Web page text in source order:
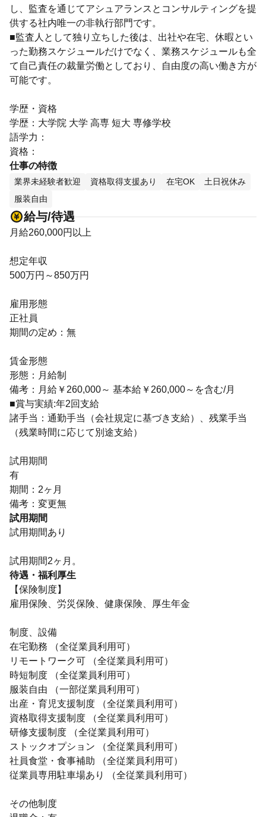
し、監査を通じてアシュアランスとコンサルティングを提
供する社内唯一の非執行部門です。
■監査人として独り立ちした後は、出社や在宅、休暇とい
った勤務スケジュールだけでなく、業務スケジュールも全
て自己責任の裁量労働としており、自由度の高い働き方が
可能です。
学歴・資格
学歴：大学院 大学 高専 短大 専修学校
語学力：
資格：
仕事の特徴
業界未経験者歓迎 資格取得支援あり 在宅OK
土日祝休み
服装自由
給与/待遇
月給260,000円以上
想定年収
500万円～850万円
雇用形態
正社員
期間の定め：無
賃金形態
形態：月給制
備考：月給￥260,000～ 基本給￥260,000～を含む/月
■賞与実績:年2回支給
諸手当：通勤手当（会社規定に基づき支給）、残業手当
（残業時間に応じて別途支給）
試用期間
有
期間：2ヶ月
備考：変更無
試用期間
試用期間あり
試用期間2ヶ月。
待遇・福利厚生
【保険制度】
雇用保険、労災保険、健康保険、厚生年金
制度、設備
在宅勤務 （全従業員利用可）
リモートワーク可 （全従業員利用可）
時短制度 （全従業員利用可）
服装自由 （一部従業員利用可）
出産・育児支援制度 （全従業員利用可）
資格取得支援制度 （全従業員利用可）
研修支援制度 （全従業員利用可）
ストックオプション （全従業員利用可）
社員食堂・食事補助 （全従業員利用可）
従業員専用駐車場あり （全従業員利用可）
その他制度